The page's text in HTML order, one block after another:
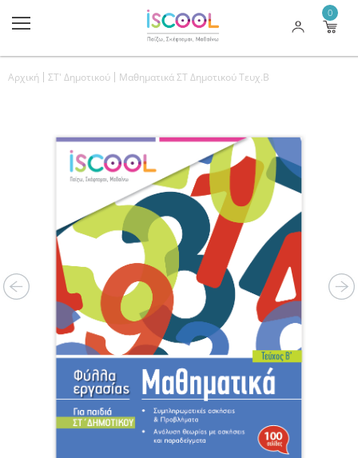
0
Αρχική ΣΤ' Δημοτικού Μαθηματικά ΣΤ Δημοτικού Τευχ.Β